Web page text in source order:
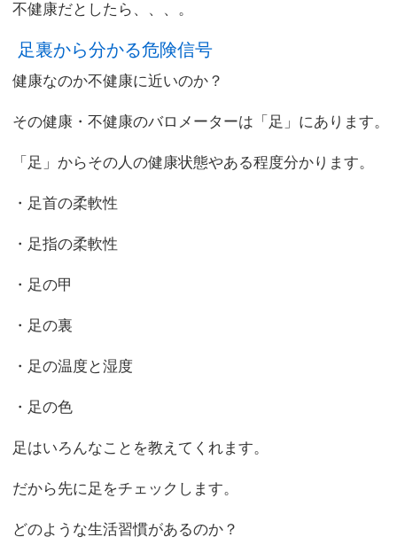
不健康だとしたら、、、。
足裏から分かる危険信号
健康なのか不健康に近いのか？
その健康・不健康のバロメーターは「足」にあります。
「足」からその人の健康状態やある程度分かります。
・足首の柔軟性
・足指の柔軟性
・足の甲
・足の裏
・足の温度と湿度
・足の色
足はいろんなことを教えてくれます。
だから先に足をチェックします。
どのような生活習慣があるのか？